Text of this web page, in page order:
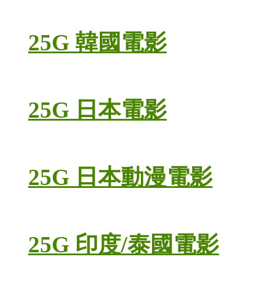
25G 韓國電影
25G 日本電影
25G 日本動漫電影
25G 印度/泰國電影